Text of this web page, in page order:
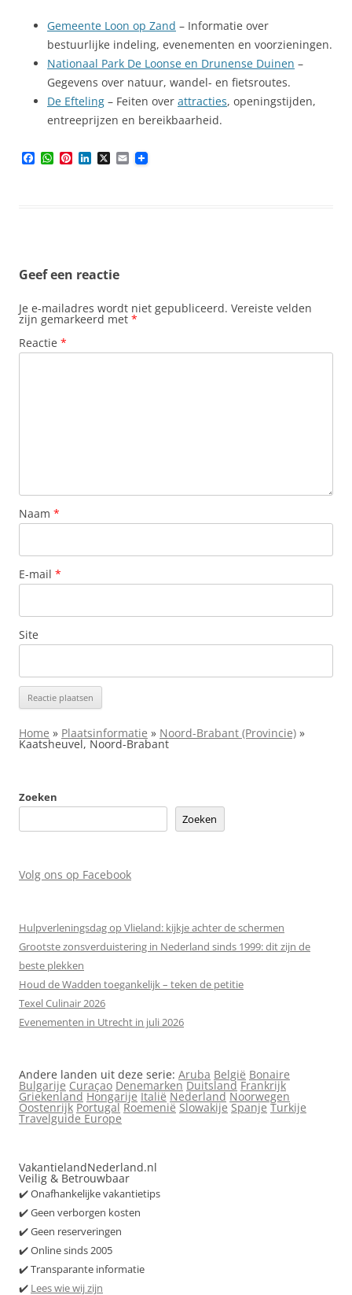
Gemeente Loon op Zand – Informatie over
bestuurlijke indeling, evenementen en voorzieningen.
Nationaal Park De Loonse en Drunense Duinen –
Gegevens over natuur, wandel- en fietsroutes.
De Efteling – Feiten over attracties, openingstijden,
entreeprijzen en bereikbaarheid.
W P X E
m
Geef een reactie
Je e-mailadres wordt niet gepubliceerd. Vereiste velden
zijn gemarkeerd met *
Reactie *
Naam *
E-mail *
Site
Home » Plaatsinformatie » Noord-Brabant (Provincie) »
Kaatsheuvel, Noord-Brabant
Zoeken
Zoeken
Volg ons op Facebook
Hulpverleningsdag op Vlieland: kijkje achter de schermen
Grootste zonsverduistering in Nederland sinds 1999: dit zijn de
beste plekken
Houd de Wadden toegankelijk – teken de petitie
Texel Culinair 2026
Evenementen in Utrecht in juli 2026
Andere landen uit deze serie: Aruba België Bonaire
Bulgarije Curaçao Denemarken Duitsland Frankrijk
Griekenland Hongarije Italië Nederland Noorwegen
Oostenrijk Portugal Roemenië Slowakije Spanje Turkije
Travelguide Europe
VakantielandNederland.nl
Veilig & Betrouwbaar
✔️ Onafhankelijke vakantietips
✔️ Geen verborgen kosten
✔️ Geen reserveringen
✔️ Online sinds 2005
✔️ Transparante informatie
✔️ Lees wie wij zijn